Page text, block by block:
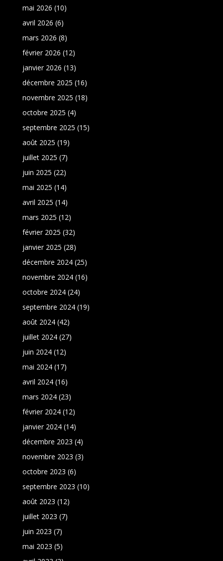
mai 2026 (10)
avril 2026 (6)
mars 2026 (8)
février 2026 (12)
janvier 2026 (13)
décembre 2025 (16)
novembre 2025 (18)
octobre 2025 (4)
septembre 2025 (15)
août 2025 (19)
juillet 2025 (7)
juin 2025 (22)
mai 2025 (14)
avril 2025 (14)
mars 2025 (12)
février 2025 (32)
janvier 2025 (28)
décembre 2024(25)
novembre 2024(16)
octobre 2024(24)
septembre 2024(19)
août 2024(42)
juillet 2024(27)
juin 2024(12)
mai 2024(17)
avril 2024(16)
mars 2024(23)
février 2024(12)
janvier 2024(14)
décembre 2023 (4)
novembre 2023 (3)
octobre 2023 (6)
septembre 2023 (10)
août 2023 (12)
juillet 2023 (7)
juin 2023 (7)
mai 2023 (5)